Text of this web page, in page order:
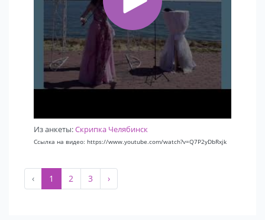
Из анкеты:Скрипка Челябинск
Ссылка на видео: https://www.youtube.com/watch?v=Q7P2yDbRxjk
‹ 1 2 3 ›